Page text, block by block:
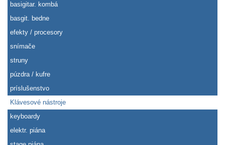
basigitar. kombá
basgit. bedne
efekty / procesory
snímače
struny
púzdra / kufre
príslušenstvo
Klávesové nástroje
keyboardy
elektr. piána